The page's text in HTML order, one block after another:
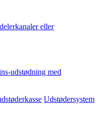
eller
udstødning med
Udstødersystem